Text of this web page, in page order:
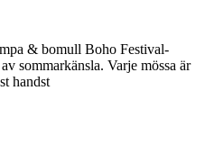
& bomull Boho Festival-
sommarkänsla. Varje mössa är
handst